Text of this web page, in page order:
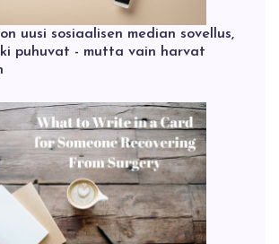
uusi sosiaalisen median sovellus,
puhuvat - mutta vain harvat